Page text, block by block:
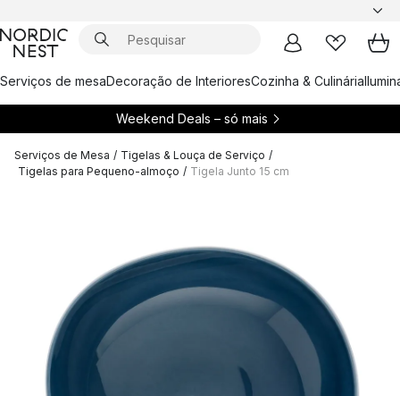
Serviços de mesaDecoração de InterioresCozinha & Culinária
Weekend Deals – só mais
Serviços de Mesa / Tigelas & Louça de Serviço /
Tigelas para Pequeno-almoço / Tigela Junto 15 cm